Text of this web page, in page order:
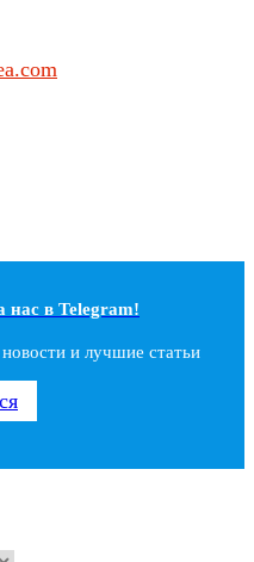
в Telegram!
и лучшие статьи